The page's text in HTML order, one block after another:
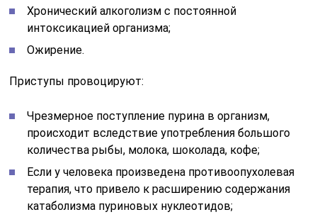
Хронический алкоголизм с постоянной
интоксикацией организма;
Ожирение.
Приступы провоцируют:
Чрезмерное поступление пурина в организм,
происходит вследствие употребления большого
количества рыбы, молока, шоколада, кофе;
Если у человека произведена противоопухолевая
терапия, что привело к расширению содержания
катаболизма пуриновых нуклеотидов;